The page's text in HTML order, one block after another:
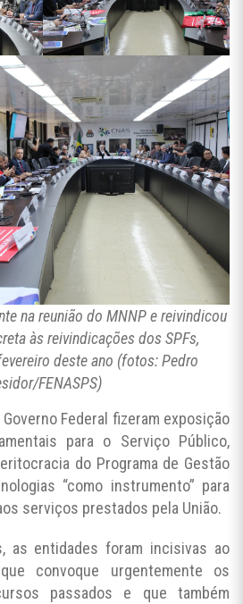
na reunião do MNNP e reivindicou
às reivindicações dos SPFs,
deste ano (fotos: Pedro
FENASPS)
Federal fizeram exposição
para o Serviço Público,
do Programa de Gestão
“como instrumento” para
serviços prestados pela União.
as entidades foram incisivas ao
convoque urgentemente os
passados e que também